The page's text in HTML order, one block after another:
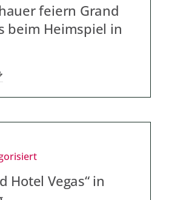
feiern Grand
beim Heimspiel in
Hotel Vegas“ in